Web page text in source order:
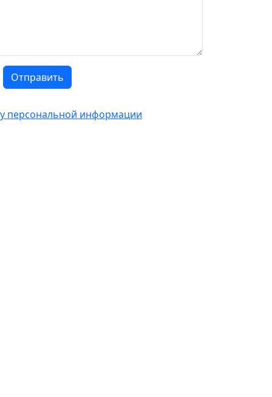
Отправить
персональной информации